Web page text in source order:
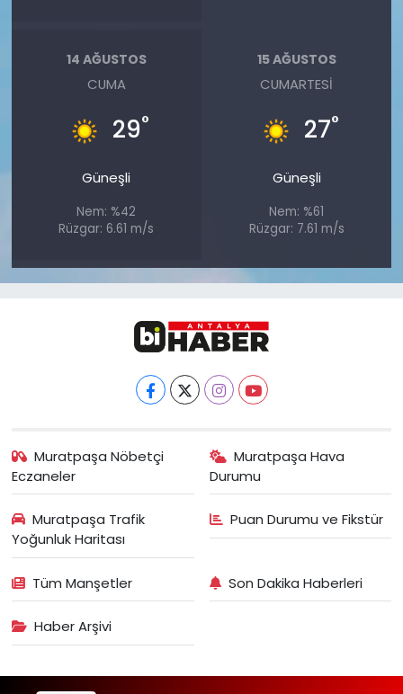
14 AĞUSTOS
CUMA
29°
Güneşli
Nem: %42
Rüzgar: 6.61 m/s
15 AĞUSTOS
CUMARTESI
27°
Güneşli
Nem: %61
Rüzgar: 7.61 m/s
Muratpaşa Nöbetçi
Eczaneler
Muratpaşa Hava
Durumu
Muratpaşa Trafik
Yoğunluk Haritası
Puan Durumu ve Fikstür
Tüm Manşetler Son Dakika Haberleri
Haber Arşivi